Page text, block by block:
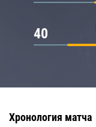
40
Хронология матча